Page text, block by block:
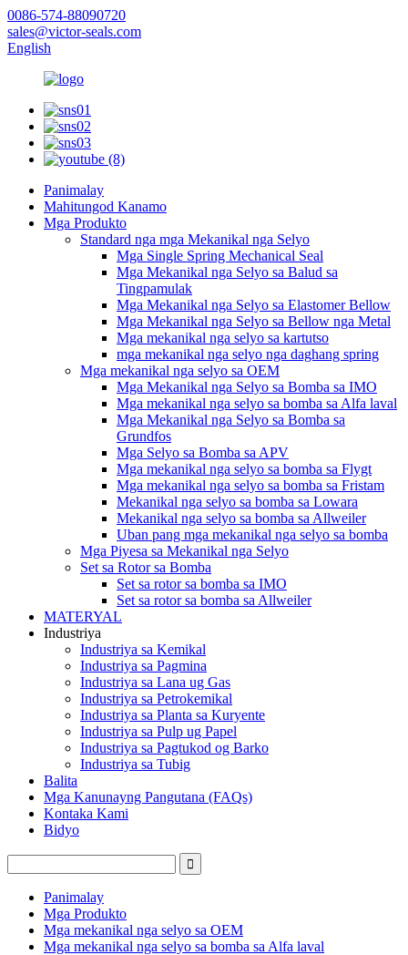
0086-574-88090720
sales@victor-seals.com
English
Panimalay
Mahitungod Kanamo
Mga Produkto
Standard nga mga Mekanikal nga Selyo
Mga Single Spring Mechanical Seal
Mga Mekanikal nga Selyo sa Balud sa
Tingpamulak
Mga Mekanikal nga Selyo sa Elastomer Bellow
Mga Mekanikal nga Selyo sa Bellow nga Metal
Mga mekanikal nga selyo sa kartutso
mga mekanikal nga selyo nga daghang spring
Mga mekanikal nga selyo sa OEM
Mga Mekanikal nga Selyo sa Bomba sa IMO
Mga mekanikal nga selyo sa bomba sa Alfa laval
Mga Mekanikal nga Selyo sa Bomba sa
Grundfos
Mga Selyo sa Bomba sa APV
Mga mekanikal nga selyo sa bomba sa Flygt
Mga mekanikal nga selyo sa bomba sa Fristam
Mekanikal nga selyo sa bomba sa Lowara
Mekanikal nga selyo sa bomba sa Allweiler
Uban pang mga mekanikal nga selyo sa bomba
Mga Piyesa sa Mekanikal nga Selyo
Set sa Rotor sa Bomba
Set sa rotor sa bomba sa IMO
Set sa rotor sa bomba sa Allweiler
MATERYAL
Industriya
Industriya sa Kemikal
Industriya sa Pagmina
Industriya sa Lana ug Gas
Industriya sa Petrokemikal
Industriya sa Planta sa Kuryente
Industriya sa Pulp ug Papel
Industriya sa Pagtukod og Barko
Industriya sa Tubig
Balita
Mga Kanunayng Pangutana (FAQs)
Kontaka Kami
Bidyo
Panimalay
Mga Produkto
Mga mekanikal nga selyo sa OEM
Mga mekanikal nga selyo sa bomba sa Alfa laval